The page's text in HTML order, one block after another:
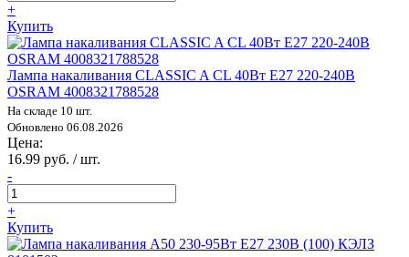
+
Купить
Лампа накаливания CLASSIC A CL 40Вт E27 220-240В
OSRAM 4008321788528
На складе 10 шт.
Обновлено 06.08.2026
Цена:
16.99 руб. / шт.
-
+
Купить